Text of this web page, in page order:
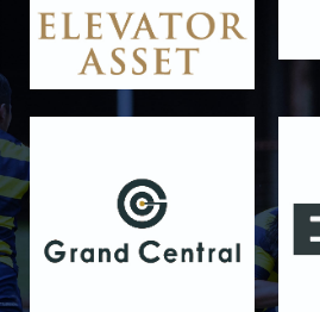
2025/11/15
GALLERY
11月16日 関西大学Jr.Col
2025/11/09
10月25日 天理大学Jr.Col.
2025/10/19
GALLERY
10月19日 天理大学
GALLERY